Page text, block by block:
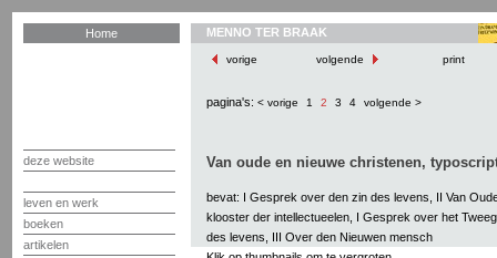
Home
deze website
leven en werk
boeken
artikelen
MENNO TER BRAAK
vorige volgende print
pagina's: < vorige 1 2 3 4 volgende >
Van oude en nieuwe christenen,
bevat: I Gesprek over den zin des levens, II Van
klooster der intellectueelen, I Gesprek over het
des levens, III Over den Nieuwen mensch